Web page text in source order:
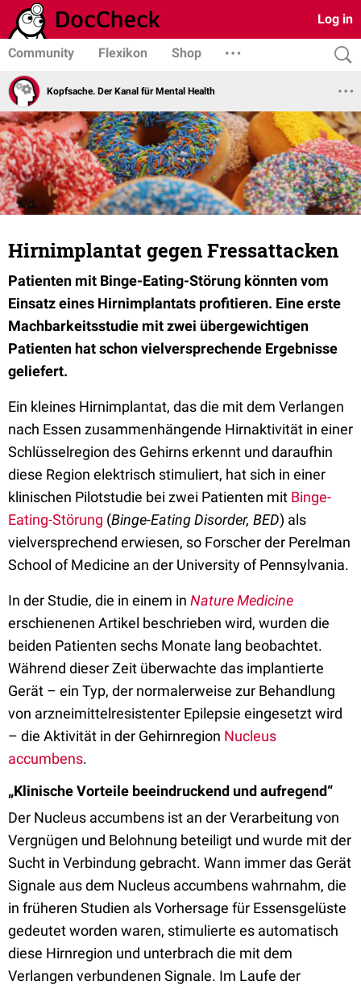
Log in
Community Flexikon Shop
Kopfsache. Der Kanal für Mental Health
Hirnimplantat gegen Fressattacken
Patienten mit Binge-Eating-Störung könnten vom
Einsatz eines Hirnimplantats profitieren. Eine erste
Machbarkeitsstudie mit zwei übergewichtigen
Patienten hat schon vielversprechende Ergebnisse
geliefert.
Ein kleines Hirnimplantat, das die mit dem Verlangen
nach Essen zusammenhängende Hirnaktivität in einer
Schlüsselregion des Gehirns erkennt und daraufhin
diese Region elektrisch stimuliert, hat sich in einer
klinischen Pilotstudie bei zwei Patienten mit Binge-
Eating-Störung (Binge-Eating Disorder, BED) als
vielversprechend erwiesen, so Forscher der Perelman
School of Medicine an der University of Pennsylvania.
In der Studie, die in einem in Nature Medicine
erschienenen Artikel beschrieben wird, wurden die
beiden Patienten sechs Monate lang beobachtet.
Während dieser Zeit überwachte das implantierte
Gerät – ein Typ, der normalerweise zur Behandlung
von arzneimittelresistenter Epilepsie eingesetzt wird
– die Aktivität in der Gehirnregion Nucleus
accumbens.
„Klinische Vorteile beeindruckend und aufregend“
Der Nucleus accumbens ist an der Verarbeitung von
Vergnügen und Belohnung beteiligt und wurde mit der
Sucht in Verbindung gebracht. Wann immer das Gerät
Signale aus dem Nucleus accumbens wahrnahm, die
in früheren Studien als Vorhersage für Essensgelüste
gedeutet worden waren, stimulierte es automatisch
diese Hirnregion und unterbrach die mit dem
Verlangen verbundenen Signale. Im Laufe der